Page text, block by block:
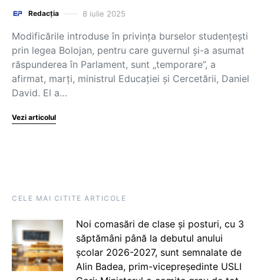
Redacția 8 iulie 2025
Modificările introduse în privința burselor studențești
prin legea Bolojan, pentru care guvernul și-a asumat
răspunderea în Parlament, sunt „temporare”, a
afirmat, marți, ministrul Educației și Cercetării, Daniel
David. El a…
Vezi articolul
CELE MAI CITITE ARTICOLE
Noi comasări de clase și posturi, cu 3
săptămâni până la debutul anului
școlar 2026-2027, sunt semnalate de
Alin Badea, prim-vicepreședinte USLI